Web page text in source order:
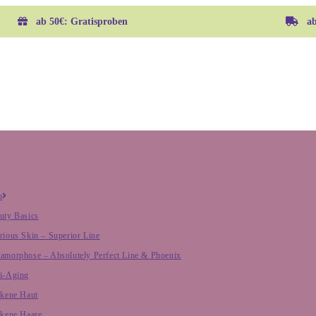
ab 50€: Gratisproben
Basics
Skin – Superior Line
– Absolutely Perfect Line & Phoenix
Aging
Haut